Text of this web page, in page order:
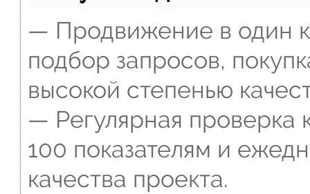
— Продвижение в один
подбор запросов,
высокой степенью
— Регулярная проверка
100 показателям и
качества проекта.